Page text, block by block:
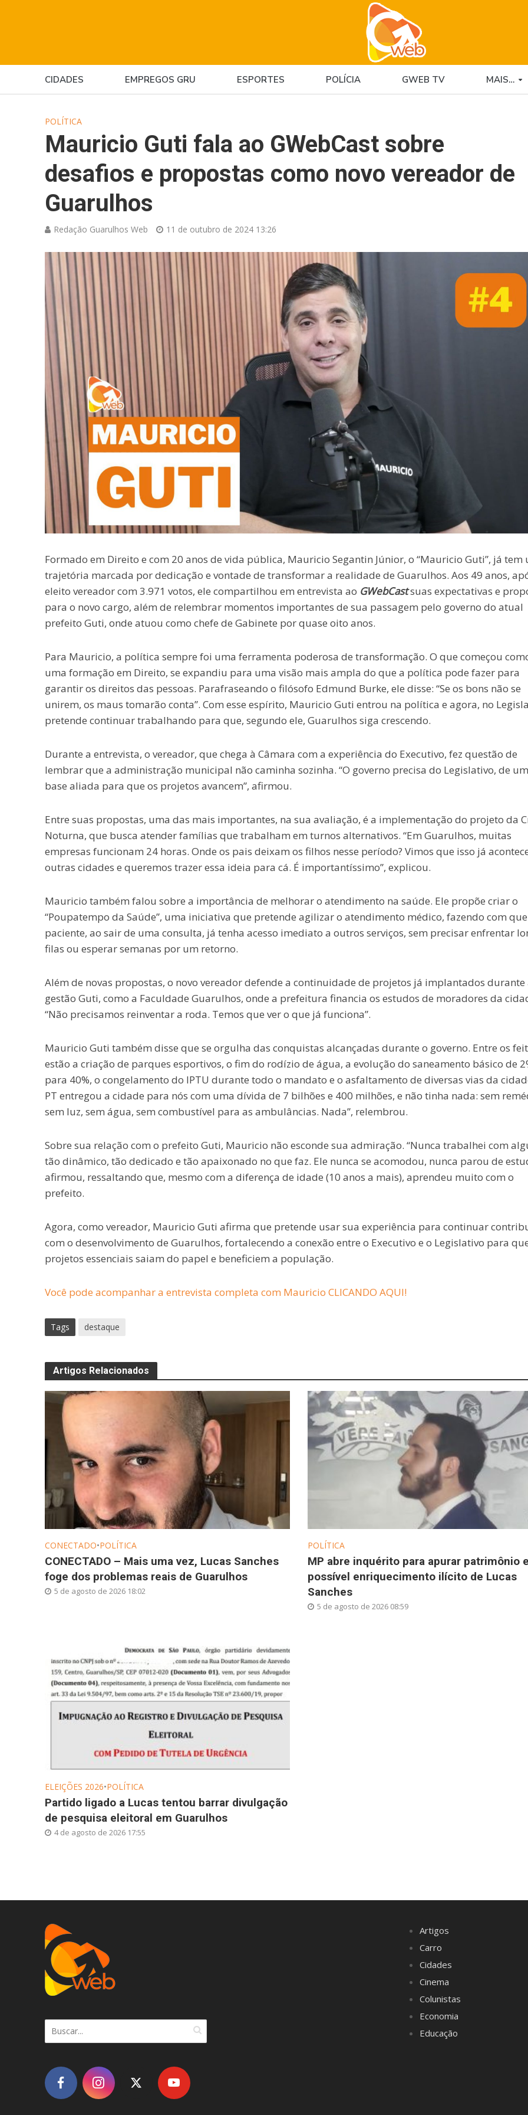
CIDADES EMPREGOS GRU ESPORTES POLÍCIA GWEB TV MAIS…
POLÍTICA
Mauricio Guti fala ao GWebCast sobre
desafios e propostas como novo vereador de
Guarulhos
Redação Guarulhos Web 11 de outubro de 2024 13:26
Formado em Direito e com 20 anos de vida pública, Mauricio Segantin Júnior, o “Mauricio Guti”, já tem
trajetória marcada por dedicação e vontade de transformar a realidade de Guarulhos. Aos 49 anos,
eleito vereador com 3.971 votos, ele compartilhou em entrevista ao GWebCastsuas expectativas e
para o novo cargo, além de relembrar momentos importantes de sua passagem pelo governo do atual
prefeito Guti, onde atuou como chefe de Gabinete por quase oito anos.
Para Mauricio, a política sempre foi uma ferramenta poderosa de transformação. O que começou
uma formação em Direito, se expandiu para uma visão mais ampla do que a política pode fazer para
garantir os direitos das pessoas. Parafraseando o filósofo Edmund Burke, ele disse: “Se os bons não se
unirem, os maus tomarão conta”. Com esse espírito, Mauricio Guti entrou na política e agora, no
pretende continuar trabalhando para que, segundo ele, Guarulhos siga crescendo.
Durante a entrevista, o vereador, que chega à Câmara com a experiência do Executivo, fez questão de
lembrar que a administração municipal não caminha sozinha. “O governo precisa do Legislativo, de
base aliada para que os projetos avancem”, afirmou.
Entre suas propostas, uma das mais importantes, na sua avaliação, é a implementação do projeto da
Noturna, que busca atender famílias que trabalham em turnos alternativos. “Em Guarulhos, muitas
empresas funcionam 24 horas. Onde os pais deixam os filhos nesse período? Vimos que isso já
outras cidades e queremos trazer essa ideia para cá. É importantíssimo”, explicou.
Mauricio também falou sobre a importância de melhorar o atendimento na saúde. Ele propõe criar o
“Poupatempo da Saúde”, uma iniciativa que pretende agilizar o atendimento médico, fazendo com
paciente, ao sair de uma consulta, já tenha acesso imediato a outros serviços, sem precisar enfrentar
filas ou esperar semanas por um retorno.
Além de novas propostas, o novo vereador defende a continuidade de projetos já implantados durante
gestão Guti, como a Faculdade Guarulhos, onde a prefeitura financia os estudos de moradores da
“Não precisamos reinventar a roda. Temos que ver o que já funciona”.
Mauricio Guti também disse que se orgulha das conquistas alcançadas durante o governo. Entre os
estão a criação de parques esportivos, o fim do rodízio de água, a evolução do saneamento básico de
para 40%, o congelamento do IPTU durante todo o mandato e o asfaltamento de diversas vias da
PT entregou a cidade para nós com uma dívida de 7 bilhões e 400 milhões, e não tinha nada: sem
sem luz, sem água, sem combustível para as ambulâncias. Nada”, relembrou.
Sobre sua relação com o prefeito Guti, Mauricio não esconde sua admiração. “Nunca trabalhei com
tão dinâmico, tão dedicado e tão apaixonado no que faz. Ele nunca se acomodou, nunca parou de
afirmou, ressaltando que, mesmo com a diferença de idade (10 anos a mais), aprendeu muito com o
prefeito.
Agora, como vereador, Mauricio Guti afirma que pretende usar sua experiência para continuar
com o desenvolvimento de Guarulhos, fortalecendo a conexão entre o Executivo e o Legislativo para
projetos essenciais saiam do papel e beneficiem a população.
Você pode acompanhar a entrevista completa com Mauricio CLICANDO AQUI!
Tags destaque
Artigos Relacionados
CONECTADO•POLÍTICA
CONECTADO – Mais uma vez, Lucas Sanches
foge dos problemas reais de Guarulhos
5 de agosto de 2026 18:02
POLÍTICA
MP abre inquérito para apurar patrimônio
possível enriquecimento ilícito de Lucas
Sanches
5 de agosto de 2026 08:59
ELEIÇÕES 2026•POLÍTICA
Partido ligado a Lucas tentou barrar divulgação
de pesquisa eleitoral em Guarulhos
4 de agosto de 2026 17:55
Artigos
Carro
Cidades
Cinema
Colunistas
Economia
Educação